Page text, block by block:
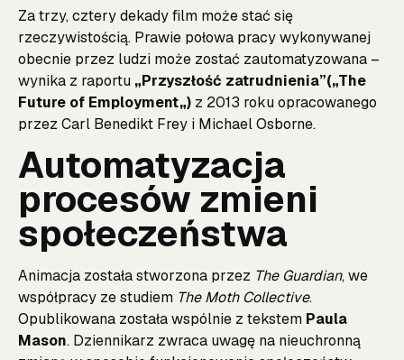
Za trzy, cztery dekady film może stać się
rzeczywistością. Prawie połowa pracy wykonywanej
obecnie przez ludzi może zostać zautomatyzowana –
wynika z raportu „Przyszłość zatrudnienia”(„The
Future of Employment„) z 2013 roku opracowanego
przez Carl Benedikt Frey i Michael Osborne.
Automatyzacja
procesów zmieni
społeczeństwa
Animacja została stworzona przez The Guardian, we
współpracy ze studiem The Moth Collective.
Opublikowana została wspólnie z tekstem Paula
Mason. Dziennikarz zwraca uwagę na nieuchronną